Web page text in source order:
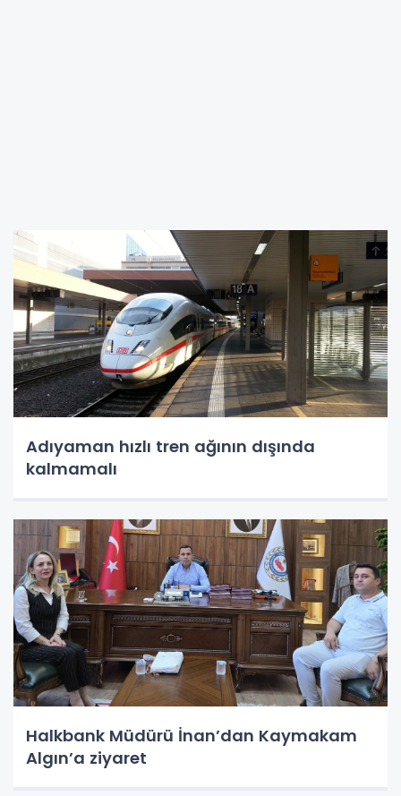
Adıyaman hızlı tren ağının dışında
kalmamalı
Halkbank Müdürü İnan’dan Kaymakam
Algın’a ziyaret